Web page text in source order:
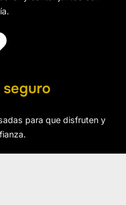
seguro
para que disfruten y